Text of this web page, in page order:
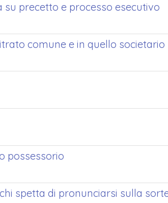
su precetto e processo esecutivo
comune e in quello societario
possessorio
spetta di pronunciarsi sulla